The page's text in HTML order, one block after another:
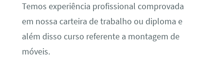
Temos experiência profissional comprovada
em nossa carteira de trabalho ou diploma e
além disso curso referente a montagem de
móveis.